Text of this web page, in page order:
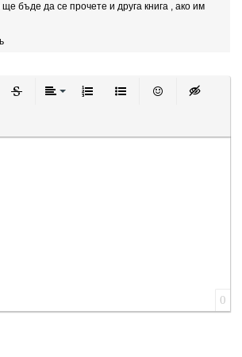
бъде да се прочете и друга книга , ако им
0